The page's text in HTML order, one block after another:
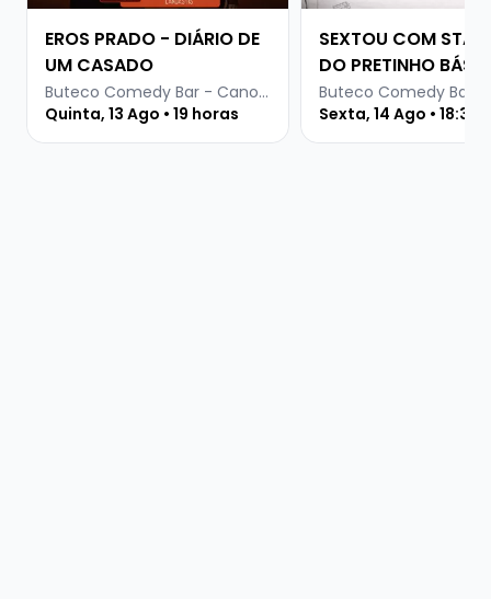
EROS PRADO - DIÁRIO DE
UM CASADO
Buteco Comedy Bar - Canoas
Quinta, 13 Ago • 19 horas
SEXTOU COM
DO PRETINHO
Sexta, 14 Ago • 18:30